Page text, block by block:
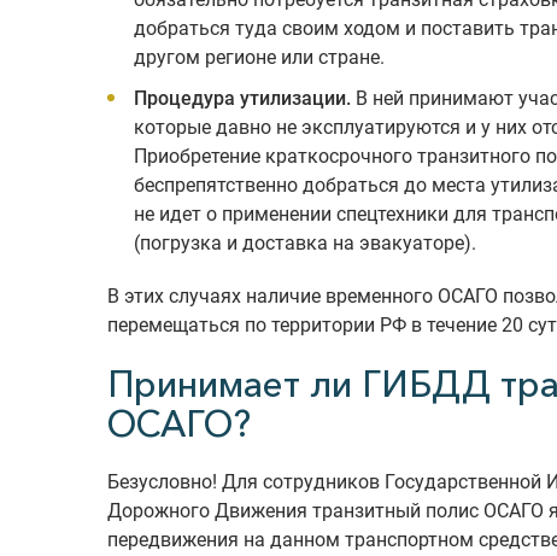
добраться туда своим ходом и поставить
другом регионе или стране.
Процедура утилизации. В ней принимают
которые давно не эксплуатируются и у них
Приобретение краткосрочного транзитного
беспрепятственно добраться до места
не идет о применении спецтехники для
(погрузка и доставка на эвакуаторе).
В этих случаях наличие временного ОСАГО
перемещаться по территории РФ в течение 20
Принимает ли ГИБДД
ОСАГО?
Безусловно! Для сотрудников Государственной
Дорожного Движения транзитный полис ОСАГО
передвижения на данном транспортном